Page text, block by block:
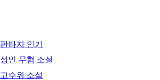
판타지 인기
성인 무협 소설
고수위 소설